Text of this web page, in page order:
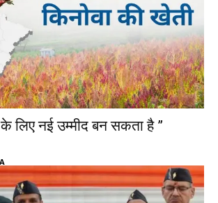
के लिए नई उम्मीद बन सकता है ”